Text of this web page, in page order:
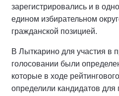
зарегистрировались и в
едином избирательном
гражданской позицией.
В Лыткарино для участия в
голосовании были
которые в ходе
определили кандидатов